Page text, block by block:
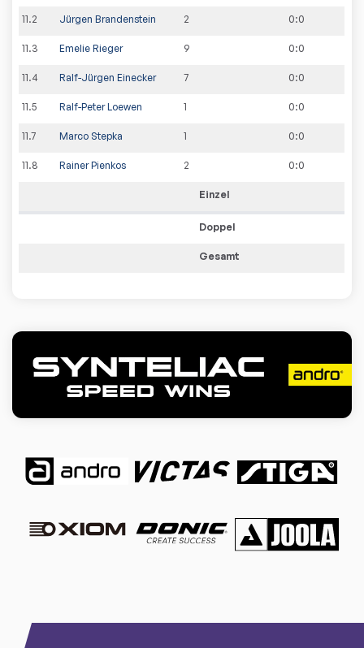
11.2 Jürgen Brandenstein 2 0:0
11.3 Emelie Rieger 9 0:0
11.4 Ralf-Jürgen Einecker 7 0:0
11.5 Ralf-Peter Loewen 1 0:0
11.7 Marco Stepka 1 0:0
11.8 Rainer Pienkos 2 0:0
Einzel
Doppel
Gesamt